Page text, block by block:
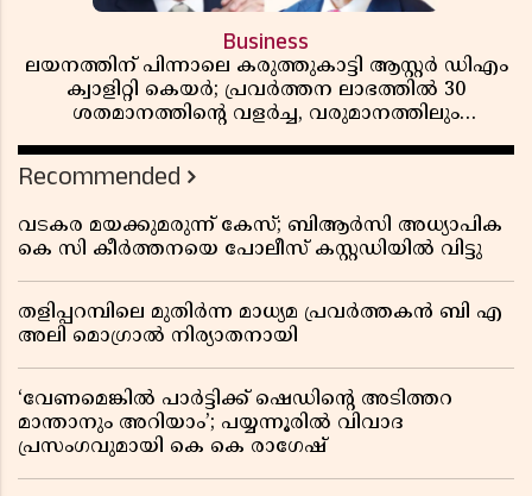
Business
ലയനത്തിന് പിന്നാലെ കരുത്തുകാട്ടി ആസ്റ്റർ ഡിഎം
ക്വാളിറ്റി കെയർ; പ്രവർത്തന ലാഭത്തിൽ 30
ശതമാനത്തിൻ്റെ വളർച്ച, വരുമാനത്തിലും
റിപ്പോർട്ട് പുറത്ത്
Recommended
വടകര മയക്കുമരുന്ന് കേസ്; ബിആർസി അധ്യാപിക
കെ സി കീർത്തനയെ പോലീസ് കസ്റ്റഡിയിൽ വിട്ടു
തളിപ്പറമ്പിലെ മുതിർന്ന മാധ്യമ പ്രവർത്തകൻ ബി എ
അലി മൊഗ്രാൽ നിര്യാതനായി
‘വേണമെങ്കിൽ പാർട്ടിക്ക് ഷെഡിൻ്റെ അടിത്തറ
മാന്താനും അറിയാം’; പയ്യന്നൂരിൽ വിവാദ
പ്രസംഗവുമായി കെ കെ രാഗേഷ്